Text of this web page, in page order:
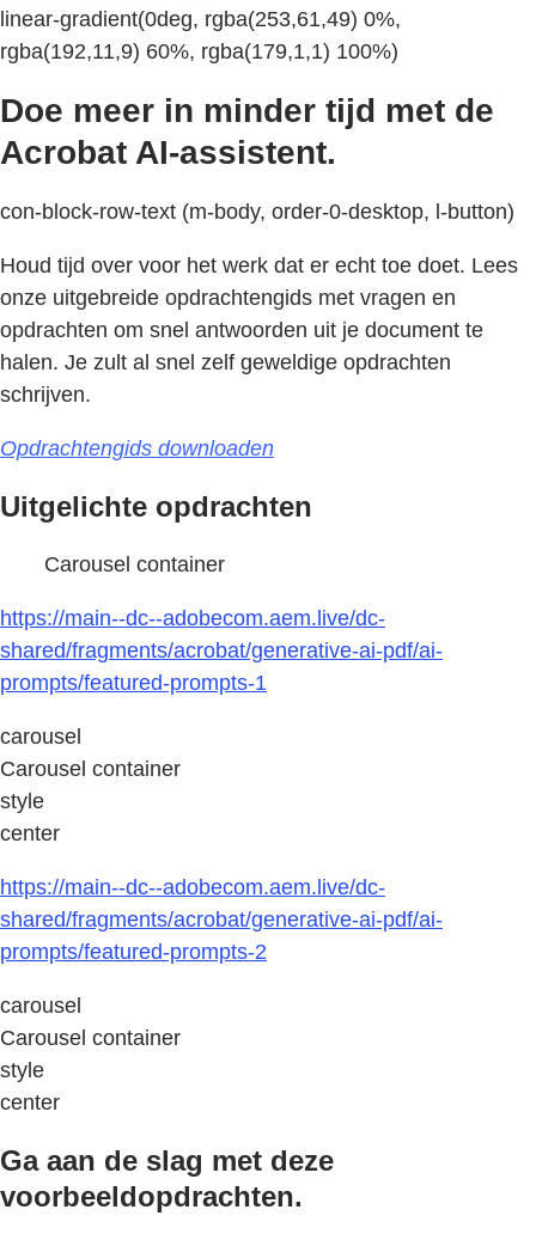
linear-gradient(0deg, rgba(253,61,49) 0%,
rgba(192,11,9) 60%, rgba(179,1,1) 100%)
Doe meer in minder tijd met de
Acrobat AI-assistent.
con-block-row-text (m-body, order-0-desktop, l-button)
Houd tijd over voor het werk dat er echt toe doet. Lees
onze uitgebreide opdrachtengids met vragen en
opdrachten om snel antwoorden uit je document te
halen. Je zult al snel zelf geweldige opdrachten
schrijven.
Opdrachtengids downloaden
Uitgelichte opdrachten
Carousel container
https://main--dc--adobecom.aem.live/dc-
shared/fragments/acrobat/generative-ai-pdf/ai-
prompts/featured-prompts-1
carousel
Carousel container
style
center
https://main--dc--adobecom.aem.live/dc-
shared/fragments/acrobat/generative-ai-pdf/ai-
prompts/featured-prompts-2
carousel
Carousel container
style
center
Ga aan de slag met deze
voorbeeldopdrachten.